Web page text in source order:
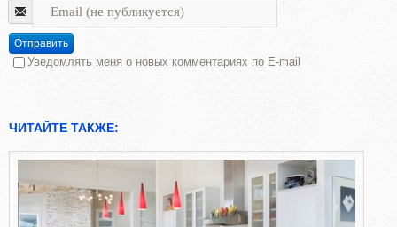
Отправить
Уведомлять меня о новых комментариях по E-mail
ЧИТАЙТЕ ТАКЖЕ: